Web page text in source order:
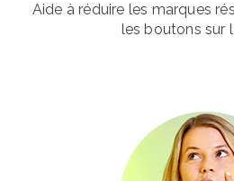
Aide à réduire les marques
les boutons sur